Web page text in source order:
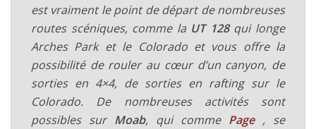
est vraiment le point de départ de nombreuses
routes scéniques, comme la UT 128qui longe
Arches Park et le Colorado et vous offre la
possibilité de rouler au cœur d’un canyon, de
sorties en 4×4, de sorties en rafting sur le
Colorado. De nombreuses activités sont
possibles sur Moab, qui comme Page , se